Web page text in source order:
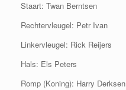
Staart: Twan Berntsen
Rechtervleugel: Petr Ivan
Linkervleugel: Rick Reijers
Hals: Els Peters
Romp (Koning): Harry Derksen